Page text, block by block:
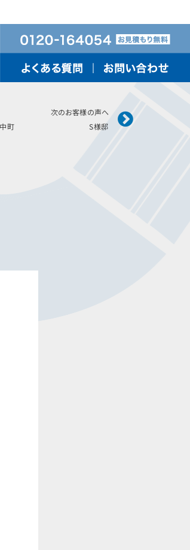
次のお客様の声へ
花中町 S様邸
Next